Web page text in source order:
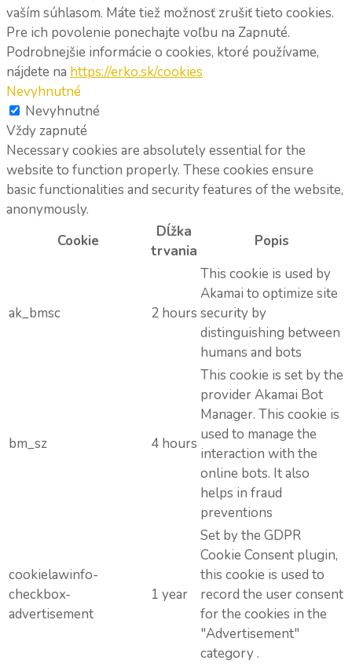
vaším súhlasom. Máte tiež možnosť zrušiť tieto cookies.
Pre ich povolenie ponechajte voľbu na Zapnuté.
Podrobnejšie informácie o cookies, ktoré používame,
nájdete na https://erko.sk/cookies
Nevyhnutné
Nevyhnutné
Vždy zapnuté
Necessary cookies are absolutely essential for the
website to function properly. These cookies ensure
basic functionalities and security features of the website,
anonymously.
Cookie
Dĺžka
trvania
Popis
ak_bmsc 2 hours
This cookie is used by
Akamai to optimize site
security by
distinguishing between
humans and bots
bm_sz 4 hours
This cookie is set by the
provider Akamai Bot
Manager. This cookie is
used to manage the
interaction with the
online bots. It also
helps in fraud
preventions
cookielawinfo-
checkbox-
advertisement
1 year
Set by the GDPR
Cookie Consent plugin,
this cookie is used to
record the user consent
for the cookies in the
"Advertisement"
category .